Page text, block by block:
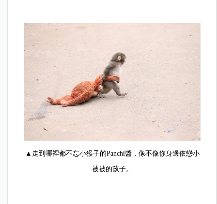
▲走到哪裡都不忘小猴子的Panchi醬，像不像你身邊依戀小
被被的孩子。